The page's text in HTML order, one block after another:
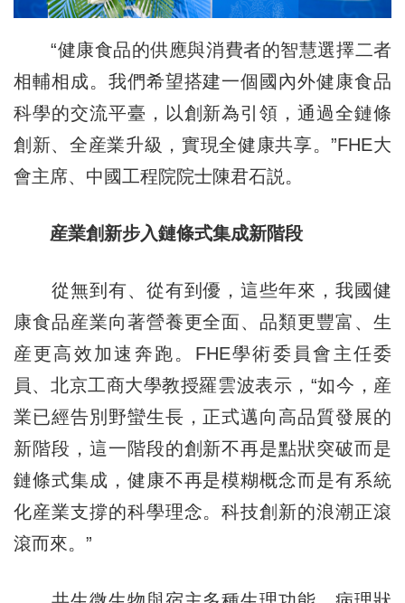
“健康食品的供應與消費者的智慧選擇二者
相輔相成。我們希望搭建一個國內外健康食品
科學的交流平臺，以創新為引領，通過全鏈條
創新、全産業升級，實現全健康共享。”FHE大
會主席、中國工程院院士陳君石説。
産業創新步入鏈條式集成新階段
從無到有、從有到優，這些年來，我國健
康食品産業向著營養更全面、品類更豐富、生
産更高效加速奔跑。FHE學術委員會主任委
員、北京工商大學教授羅雲波表示，“如今，産
業已經告別野蠻生長，正式邁向高品質發展的
新階段，這一階段的創新不再是點狀突破而是
鏈條式集成，健康不再是模糊概念而是有系統
化産業支撐的科學理念。科技創新的浪潮正滾
滾而來。”